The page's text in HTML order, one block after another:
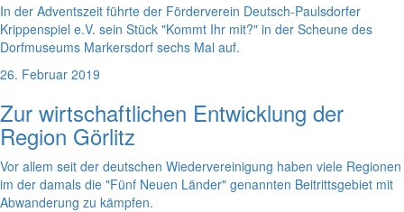
In der Adventszeit führte der Förderverein Deutsch-Paulsdorfer
Krippenspiel e.V. sein Stück "Kommt Ihr mit?" in der Scheune des
Dorfmuseums Markersdorf sechs Mal auf.
26. Februar 2019
Zur wirtschaftlichen Entwicklung der
Region Görlitz
Vor allem seit der deutschen Wiedervereinigung haben viele Regionen
im der damals die "Fünf Neuen Länder" genannten Beitrittsgebiet mit
Abwanderung zu kämpfen.